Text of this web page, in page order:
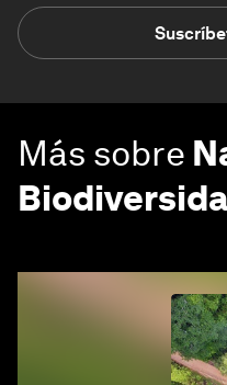
Más sobre